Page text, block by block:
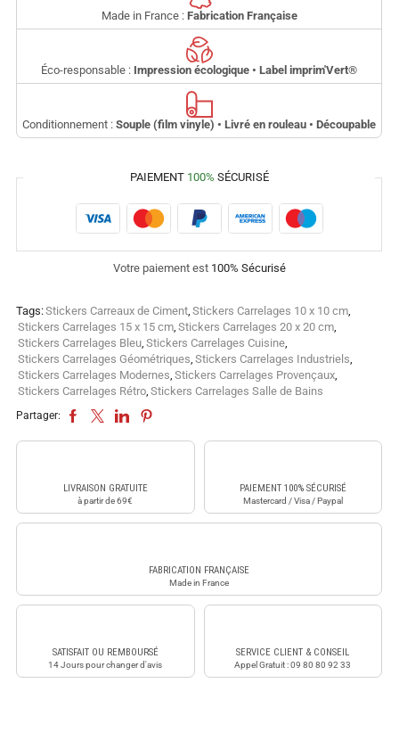
Made in France : Fabrication Française
Éco-responsable : Impression écologique • Label imprim'Vert®
Conditionnement : Souple (film vinyle) • Livré en rouleau • Découpable
PAIEMENT 100% SÉCURISÉ
Votre paiement est 100% Sécurisé
Tags:Stickers Carreaux de Ciment, Stickers Carrelages 10 x 10 cm,
Stickers Carrelages 15 x 15 cm, Stickers Carrelages 20 x 20 cm,
Stickers Carrelages Bleu, Stickers Carrelages Cuisine,
Stickers Carrelages Géométriques, Stickers Carrelages Industriels,
Stickers Carrelages Modernes, Stickers Carrelages Provençaux,
Stickers Carrelages Rétro, Stickers Carrelages Salle de Bains
Partager:
LIVRAISON GRATUITE
à partir de 69€
PAIEMENT 100% SÉCURISÉ
Mastercard / Visa / Paypal
FABRICATION FRANÇAISE
Made in France
SATISFAIT OU REMBOURSÉ
14 Jours pour changer d'avis
SERVICE CLIENT & CONSEIL
Appel Gratuit : 09 80 80 92 33